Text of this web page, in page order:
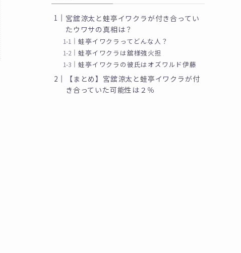
宮舘涼太と蛙亭イワクラが付き合ってい
たウワサの真相は？
蛙亭イワクラってどんな人？
蛙亭イワクラは舘様強火担
蛙亭イワクラの彼氏はオズワルド伊藤
【まとめ】宮舘涼太と蛙亭イワクラが付
き合っていた可能性は２％